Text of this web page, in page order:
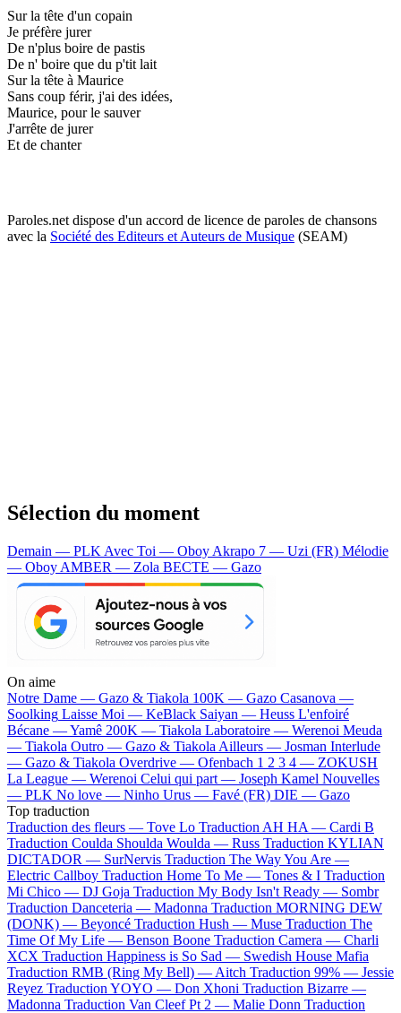
Sur la tête d'un copain
Je préfère jurer
De n'plus boire de pastis
De n' boire que du p'tit lait
Sur la tête à Maurice
Sans coup férir, j'ai des idées,
Maurice, pour le sauver
J'arrête de jurer
Et de chanter
Paroles.net dispose d'un accord de licence de paroles de chansons
avec la Société des Editeurs et Auteurs de Musique (SEAM)
Sélection du moment
Demain — PLK Avec Toi — Oboy Akrapo 7 — Uzi (FR) Mélodie
— Oboy AMBER — Zola BECTE — Gazo
On aime
Notre Dame — Gazo & Tiakola 100K — Gazo Casanova —
Soolking Laisse Moi — KeBlack Saiyan — Heuss L'enfoiré
Bécane —Yamê 200K — Tiakola Laboratoire — Werenoi Meuda
— Tiakola Outro — Gazo & Tiakola Ailleurs — Josman Interlude
— Gazo & Tiakola Overdrive — Ofenbach 1 2 3 4 — ZOKUSH
La League — Werenoi Celui qui part — Joseph Kamel Nouvelles
— PLK No love — Ninho Urus — Favé (FR) DIE — Gazo
Top traduction
Traduction des fleurs — Tove Lo Traduction AH HA — Cardi B
Traduction Coulda Shoulda Woulda — Russ Traduction KYLIAN
DICTADOR — SurNervis Traduction The Way You Are —
Electric Callboy Traduction Home To Me — Tones & I Traduction
Mi Chico — DJ Goja Traduction My Body Isn't Ready — Sombr
Traduction Danceteria — Madonna Traduction MORNING DEW
(DONK) — Beyoncé Traduction Hush — Muse Traduction The
Time Of My Life — Benson Boone Traduction Camera — Charli
XCX Traduction Happiness is So Sad — Swedish House Mafia
Traduction RMB (Ring My Bell) — Aitch Traduction 99% — Jessie
Reyez Traduction YOYO — Don Xhoni Traduction Bizarre —
Madonna Traduction Van Cleef Pt 2 — Malie Donn Traduction